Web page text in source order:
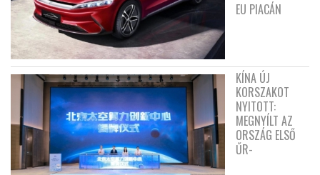
EU PIACÁN
KÍNA ÚJ
KORSZAKOT
NYITOTT:
MEGNYÍLT AZ
ORSZÁG ELSŐ
ŰR-